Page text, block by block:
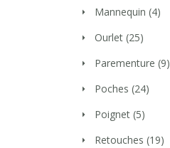
Mannequin (4)
Ourlet (25)
Parementure (9)
Poches (24)
Poignet (5)
Retouches (19)